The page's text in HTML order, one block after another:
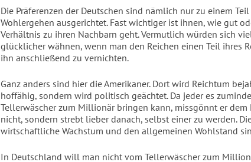
Die Präferenzen der Deutschen sind nämlich nur zu einem
Wohlergehen ausgerichtet. Fast wichtiger ist ihnen, wie gut
Verhältnis zu ihren Nachbarn geht. Vermutlich würden sich
glücklicher wähnen, wenn man den Reichen einen Teil ihres
ihn anschließend zu vernichten.
Ganz anders sind hier die Amerikaner. Dort wird Reichtum
hoffähig, sondern wird politisch geächtet. Da jeder es
Tellerwäscher zum Millionär bringen kann, missgönnt er
nicht, sondern strebt lieber danach, selbst einer zu werden.
wirtschaftliche Wachstum und den allgemeinen Wohlstand
In Deutschland will man nicht vom Tellerwäscher zum